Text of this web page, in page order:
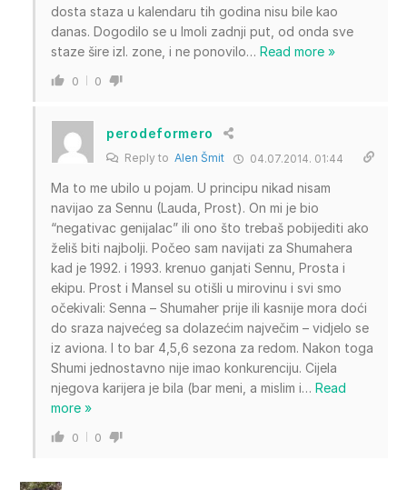
dosta staza u kalendaru tih godina nisu bile kao
danas. Dogodilo se u Imoli zadnji put, od onda sve
staze šire izl. zone, i ne ponovilo… Read more »
0 0
perodeformero
Reply to Alen Šmit 04.07.2014. 01:44
Ma to me ubilo u pojam. U principu nikad nisam
navijao za Sennu (Lauda, Prost). On mi je bio
“negativac genijalac” ili ono što trebaš pobijediti ako
želiš biti najbolji. Počeo sam navijati za Shumahera
kad je 1992. i 1993. krenuo ganjati Sennu, Prosta i
ekipu. Prost i Mansel su otišli u mirovinu i svi smo
očekivali: Senna – Shumaher prije ili kasnije mora doći
do sraza najvećeg sa dolazećim največim – vidjelo se
iz aviona. I to bar 4,5,6 sezona za redom. Nakon toga
Shumi jednostavno nije imao konkurenciju. Cijela
njegova karijera je bila (bar meni, a mislim i… Read
more »
0 0